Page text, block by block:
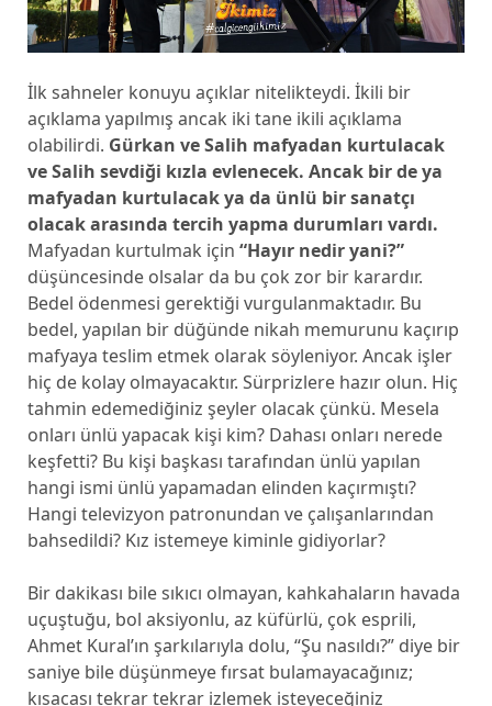
İlk sahneler konuyu açıklar nitelikteydi. İkili bir
açıklama yapılmış ancak iki tane ikili açıklama
olabilirdi. Gürkan ve Salih mafyadan kurtulacak
ve Salih sevdiği kızla evlenecek. Ancak bir de ya
mafyadan kurtulacak ya da ünlü bir sanatçı
olacak arasında tercih yapma durumları vardı.
Mafyadan kurtulmak için “Hayır nedir yani?”
düşüncesinde olsalar da bu çok zor bir karardır.
Bedel ödenmesi gerektiği vurgulanmaktadır. Bu
bedel, yapılan bir düğünde nikah memurunu kaçırıp
mafyaya teslim etmek olarak söyleniyor. Ancak işler
hiç de kolay olmayacaktır. Sürprizlere hazır olun. Hiç
tahmin edemediğiniz şeyler olacak çünkü. Mesela
onları ünlü yapacak kişi kim? Dahası onları nerede
keşfetti? Bu kişi başkası tarafından ünlü yapılan
hangi ismi ünlü yapamadan elinden kaçırmıştı?
Hangi televizyon patronundan ve çalışanlarından
bahsedildi? Kız istemeye kiminle gidiyorlar?
Bir dakikası bile sıkıcı olmayan, kahkahaların havada
uçuştuğu, bol aksiyonlu, az küfürlü, çok esprili,
Ahmet Kural’ın şarkılarıyla dolu, “Şu nasıldı?” diye bir
saniye bile düşünmeye fırsat bulamayacağınız;
kısacası tekrar tekrar izlemek isteyeceğiniz